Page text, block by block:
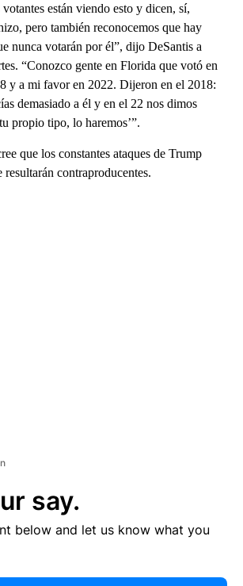
están viendo esto y dicen, sí,
pero también reconocemos que hay
nunca votarán por él”, dijo DeSantis a
“Conozco gente en Florida que votó en
y a mi favor en 2022. Dijeron en el 2018:
demasiado a él y en el 22 nos dimos
propio tipo, lo haremos’”.
que los constantes ataques de Trump
contraproducentes.
say.
below and let us know what you